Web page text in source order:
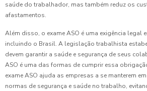
saúde do trabalhador, mas também reduz os
afastamentos.
Além disso, o exame ASO é uma exigência legal
incluindo o Brasil. A legislação trabalhista
devem garantir a saúde e segurança de seus
ASO é uma das formas de cumprir essa
exame ASO ajuda as empresas a se manterem
normas de segurança e saúde no trabalho,